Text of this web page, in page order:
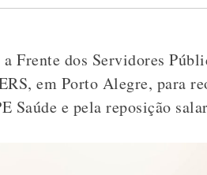
Frente dos Servidores
em Porto Alegre, para
Saúde e pela reposição